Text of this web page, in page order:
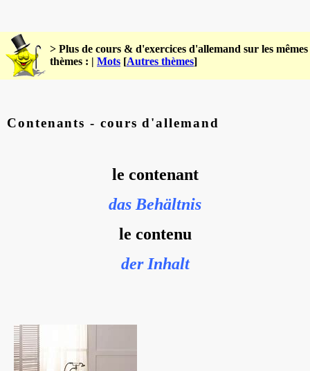
> Plus de cours & d'exercices d'allemand sur les mêmes
thèmes : | Mots [Autres thèmes]
Contenants - cours d'allemand
le contenant
das Behältnis
le contenu
der Inhalt